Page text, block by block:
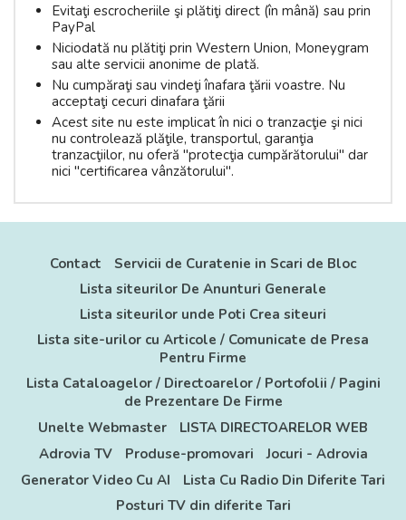
Evitaţi escrocheriile şi plătiţi direct (în mână) sau prin
PayPal
Niciodată nu plătiţi prin Western Union, Moneygram
sau alte servicii anonime de plată.
Nu cumpăraţi sau vindeţi înafara ţării voastre. Nu
acceptaţi cecuri dinafara ţării
Acest site nu este implicat în nici o tranzacţie şi nici
nu controlează plăţile, transportul, garanţia
tranzacţiilor, nu oferă "protecţia cumpărătorului" dar
nici "certificarea vânzătorului".
Contact
Servicii de Curatenie in Scari de Bloc
Lista siteurilor De Anunturi Generale
Lista siteurilor unde Poti Crea siteuri
Lista site-urilor cu Articole / Comunicate de Presa
Pentru Firme
Lista Cataloagelor / Directoarelor / Portofolii / Pagini
de Prezentare De Firme
Unelte Webmaster
LISTA DIRECTOARELOR WEB
Adrovia TV
Produse-promovari
Jocuri - Adrovia
Generator Video Cu AI
Lista Cu Radio Din Diferite Tari
Posturi TV din diferite Tari